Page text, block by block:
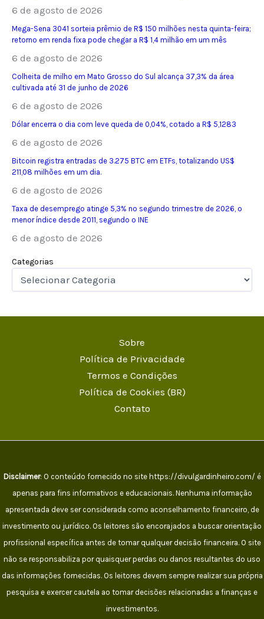
6 de agosto de 2026
Mega-Sena 3041 sorteia prêmio de R$ 150 milhões nesta quinta-feira;
retorno em renda fixa pode chegar a R$ 1,4 milhão em um mês
6 de agosto de 2026
Colheita de milho em Mato Grosso do Sul alcança 37,3% da área
cultivada até 31 de junho de 2026
6 de agosto de 2026
Dólar encerra o dia com leve queda de 0,04%, cotado a R$ 5,1283
6 de agosto de 2026
Bitcoin registra entradas de 3.275 BTC em ETFs, totalizando US$
211,08 milhões em um dia.
6 de agosto de 2026
Taxa de desemprego atinge 5,3% no segundo trimestre de 2026, o
menor índice desde 2011, segundo o INE
6 de agosto de 2026
Categorias
Sobre
Política de Privacidade
Termos e Condições
Política de Cookies (BR)
Contato
Disclaimer: O conteúdo fornecido no site https://divulgardinheiro.com/ é
apenas para fins informativos e educacionais. Nenhuma informação
apresentada deve ser considerada como aconselhamento financeiro, de
investimento ou jurídico. Os leitores são encorajados a buscar orientação
profissional específica antes de tomar qualquer decisão financeira. O site
não se responsabiliza por quaisquer perdas ou danos resultantes do uso
das informações fornecidas. Os leitores devem sempre realizar sua própria
pesquisa e exercer cautela ao tomar decisões relacionadas a finanças e
investimentos.